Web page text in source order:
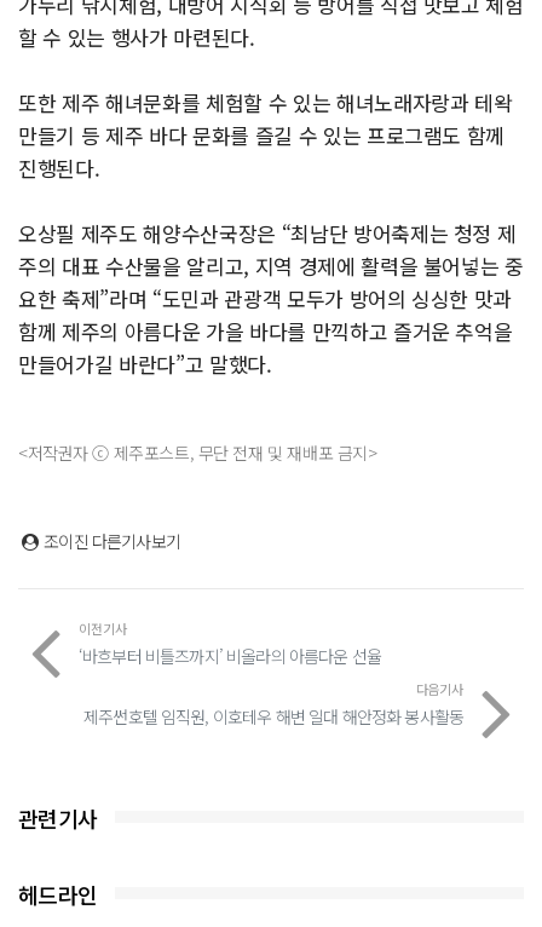
할 수 있는 행사가 마련된다.
또한 제주 해녀문화를 체험할 수 있는 해녀노래자랑과 테왁
만들기 등 제주 바다 문화를 즐길 수 있는 프로그램도 함께
진행된다.
오상필 제주도 해양수산국장은 “최남단 방어축제는 청정 제
주의 대표 수산물을 알리고, 지역 경제에 활력을 불어넣는 중
요한 축제”라며 “도민과 관광객 모두가 방어의 싱싱한 맛과
함께 제주의 아름다운 가을 바다를 만끽하고 즐거운 추억을
만들어가길 바란다”고 말했다.
<저작권자 ⓒ 제주포스트, 무단 전재 및 재배포 금지>
조이진 다른기사보기
이전기사
‘바흐부터 비틀즈까지’ 비올라의 아름다운 선율
다음기사
제주썬호텔 임직원, 이호테우 해변 일대 해안정화 봉사활동
관련기사
헤드라인